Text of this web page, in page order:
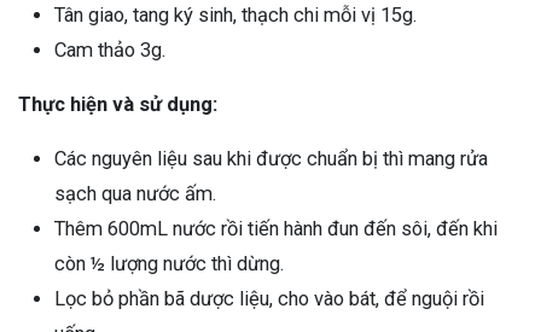
Tân giao, tang ký sinh, thạch chi mỗi vị 15g.
Cam thảo 3g.
Thực hiện và sử dụng:
Các nguyên liệu sau khi được chuẩn bị thì mang rửa
sạch qua nước ấm.
Thêm 600mL nước rồi tiến hành đun đến sôi, đến khi
còn ½ lượng nước thì dừng.
Lọc bỏ phần bã dược liệu, cho vào bát, để nguội rồi